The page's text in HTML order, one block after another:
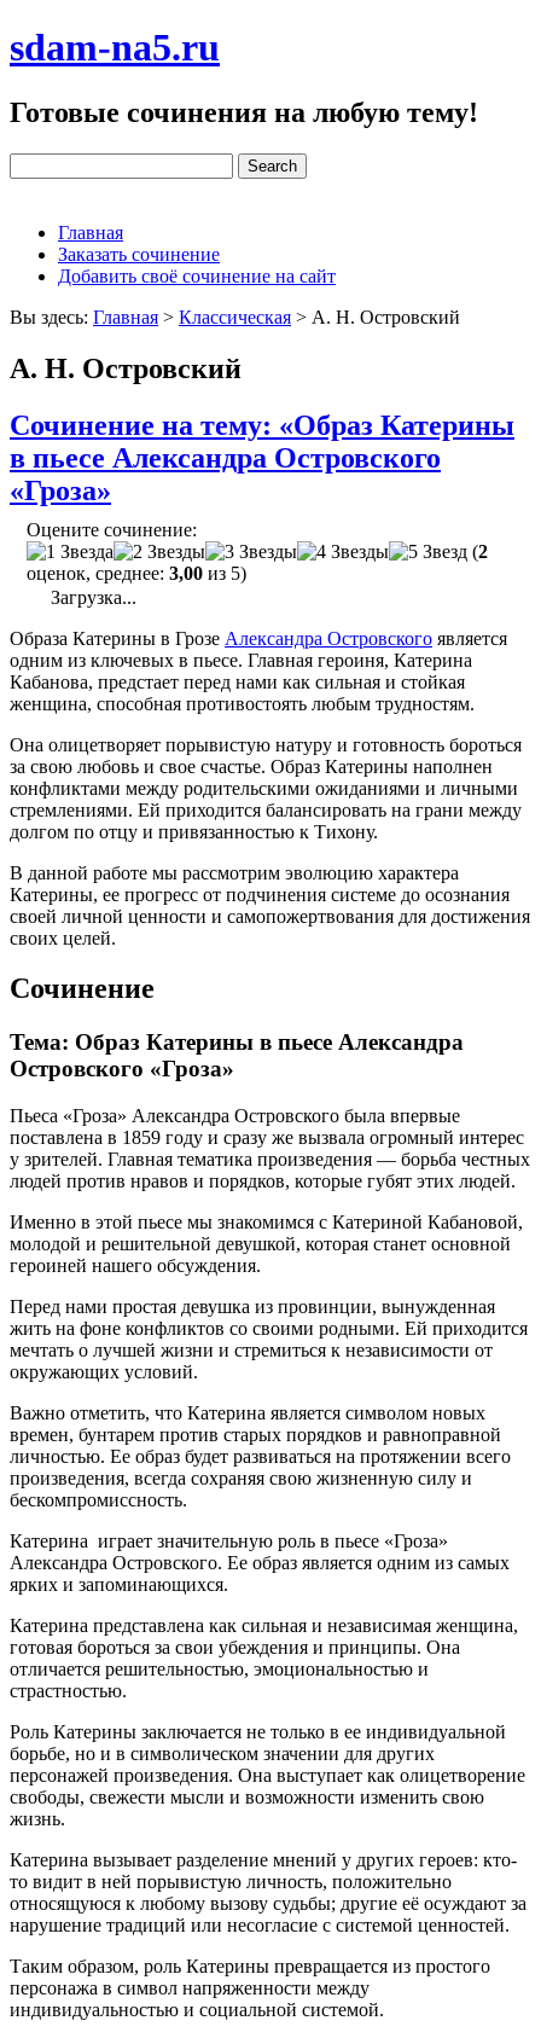
sdam-na5.ru
Готовые сочинения на любую тему!
Главная
Заказать сочинение
Добавить своё сочинение на сайт
Вы здесь: Главная > Классическая > А. Н. Островский
А. Н. Островский
Сочинение на тему: «Образ Катерины
в пьесе Александра Островского
«Гроза»
Оцените сочинение:
(2
оценок, среднее: 3,00 из 5)
Загрузка...
Образа Катерины в Грозе Александра Островского является
одним из ключевых в пьесе. Главная героиня, Катерина
Кабанова, предстает перед нами как сильная и стойкая
женщина, способная противостоять любым трудностям.
Она олицетворяет порывистую натуру и готовность бороться
за свою любовь и свое счастье. Образ Катерины наполнен
конфликтами между родительскими ожиданиями и личными
стремлениями. Ей приходится балансировать на грани между
долгом по отцу и привязанностью к Тихону.
В данной работе мы рассмотрим эволюцию характера
Катерины, ее прогресс от подчинения системе до осознания
своей личной ценности и самопожертвования для достижения
своих целей.
Сочинение
Тема: Образ Катерины в пьесе Александра
Островского «Гроза»
Пьеса «Гроза» Александра Островского была впервые
поставлена в 1859 году и сразу же вызвала огромный интерес
у зрителей. Главная тематика произведения — борьба честных
людей против нравов и порядков, которые губят этих людей.
Именно в этой пьесе мы знакомимся с Катериной Кабановой,
молодой и решительной девушкой, которая станет основной
героиней нашего обсуждения.
Перед нами простая девушка из провинции, вынужденная
жить на фоне конфликтов со своими родными. Ей приходится
мечтать о лучшей жизни и стремиться к независимости от
окружающих условий.
Важно отметить, что Катерина является символом новых
времен, бунтарем против старых порядков и равноправной
личностью. Ее образ будет развиваться на протяжении всего
произведения, всегда сохраняя свою жизненную силу и
бескомпромиссность.
Катерина играет значительную роль в пьесе «Гроза»
Александра Островского. Ее образ является одним из самых
ярких и запоминающихся.
Катерина представлена как сильная и независимая женщина,
готовая бороться за свои убеждения и принципы. Она
отличается решительностью, эмоциональностью и
страстностью.
Роль Катерины заключается не только в ее индивидуальной
борьбе, но и в символическом значении для других
персонажей произведения. Она выступает как олицетворение
свободы, свежести мысли и возможности изменить свою
жизнь.
Катерина вызывает разделение мнений у других героев: кто-
то видит в ней порывистую личность, положительно
относящуюся к любому вызову судьбы; другие её осуждают за
нарушение традиций или несогласие с системой ценностей.
Таким образом, роль Катерины превращается из простого
персонажа в символ напряженности между
индивидуальностью и социальной системой.